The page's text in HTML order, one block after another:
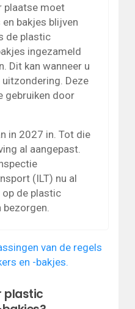
plaatse moet
bakjes blijven
de plastic
ingezameld
Dit kan wanneer u
Deze
gebruiken door
in 2027 in. Tot die
al aangepast.
(ILT) nu al
de plastic
van de regels
en -bakjes.
plastic